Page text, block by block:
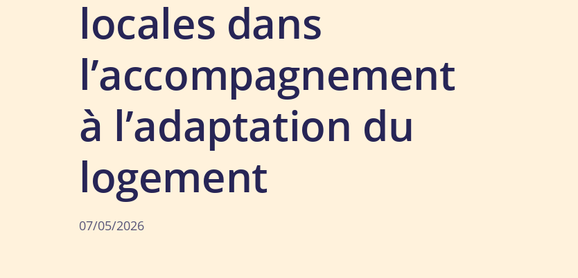
locales dans
l’accompagnement
à l’adaptation du
logement
07/05/2026